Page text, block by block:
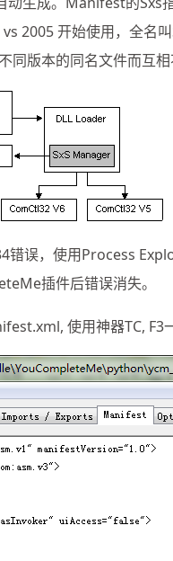
2005 开始使用，全名
版本的同名文件而互相
错误，使用Process
插件后错误消失。
使用神器TC, F3